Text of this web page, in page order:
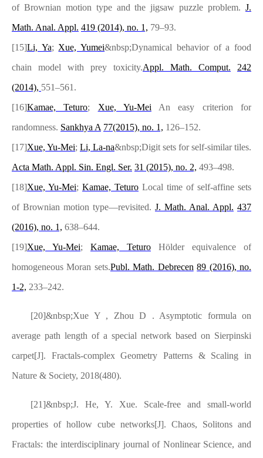
of Brownian motion type and the jigsaw puzzle problem. J.
Math. Anal. Appl. 419 (2014), no. 1, 79–93.
[15]Li, Ya; Xue, Yumei&nbsp;Dynamical behavior of a food
chain model with prey toxicity.Appl. Math. Comput.
242
(2014), 551–561.
[16]Kamae, Teturo; Xue, Yu-Mei An easy criterion for
randomness. Sankhya A 77(2015), no. 1, 126–152.
[17]Xue, Yu-Mei; Li, La-na&nbsp;Digit sets for self-similar tiles.
Acta Math. Appl. Sin. Engl. Ser. 31 (2015), no. 2, 493–498.
[18]Xue, Yu-Mei; Kamae, Teturo Local time of self-affine sets
of Brownian motion type—revisited. J. Math. Anal. Appl. 437
(2016), no. 1, 638–644.
[19]Xue, Yu-Mei; Kamae, Teturo Hölder equivalence of
homogeneous Moran sets.Publ. Math. Debrecen 89 (2016),no.
1-2, 233–242.
[20]&nbsp;Xue Y , Zhou D . Asymptotic formula on
average path length of a special network based on Sierpinski
carpet[J]. Fractals-complex Geometry Patterns & Scaling in
Nature & Society, 2018(480).
[21]&nbsp;J. He, Y. Xue. Scale-free and small-world
properties of hollow cube networks[J]. Chaos, Solitons and
Fractals: the interdisciplinary journal of Nonlinear Science, and